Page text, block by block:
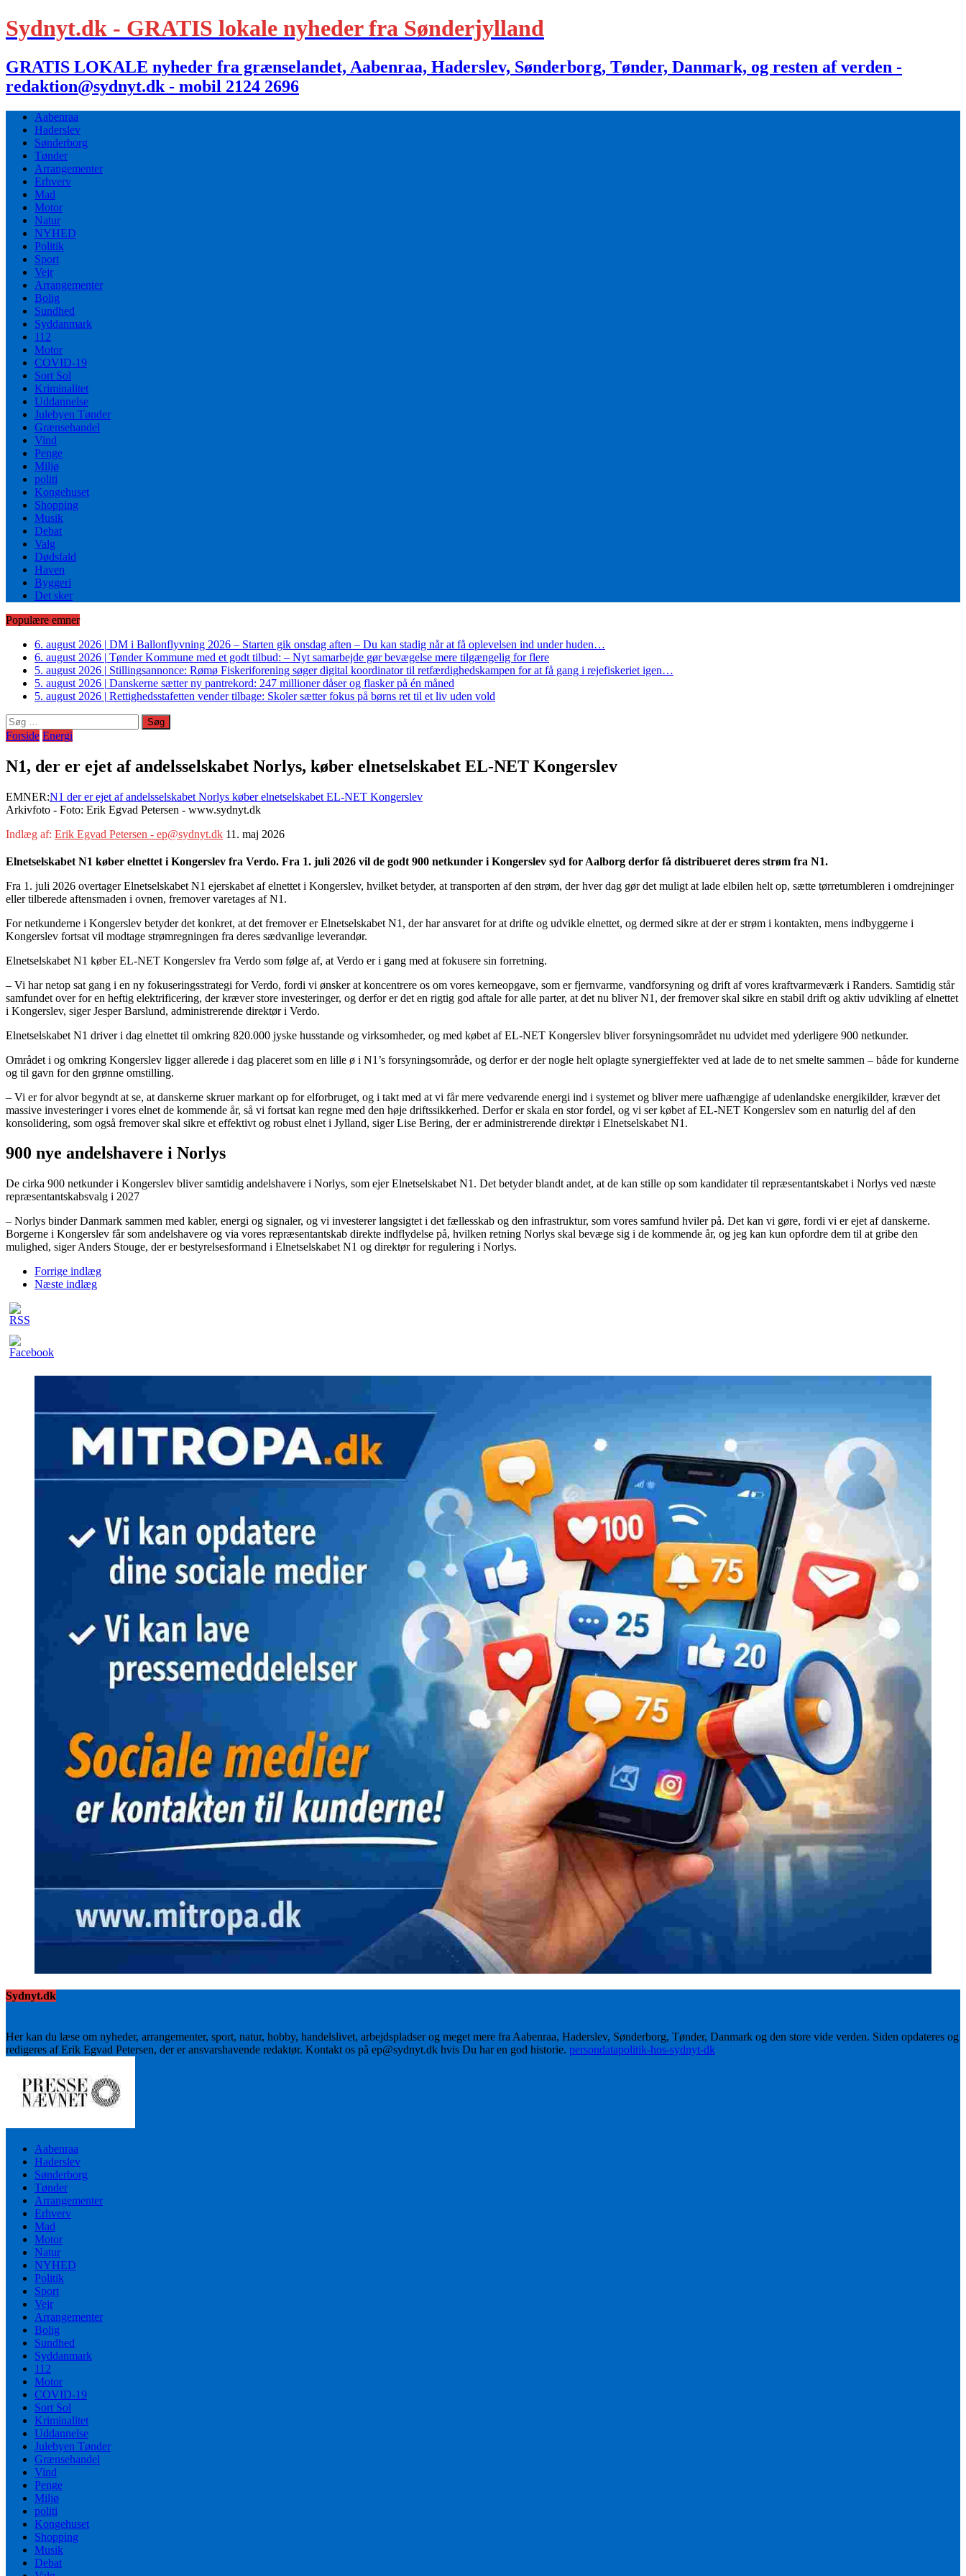
Sydnyt.dk - GRATIS lokale nyheder fra Sønderjylland
GRATIS LOKALE nyheder fra grænselandet, Aabenraa, Haderslev, Sønderborg, Tønder, Danmark, og resten af verden -
redaktion@sydnyt.dk - mobil 2124 2696
Aabenraa
Haderslev
Sønderborg
Tønder
Arrangementer
Erhverv
Mad
Motor
Natur
NYHED
Politik
Sport
Vejr
Arrangementer
Bolig
Sundhed
Syddanmark
112
Motor
COVID-19
Sort Sol
Kriminalitet
Uddannelse
Julebyen Tønder
Grænsehandel
Vind
Penge
Miljø
politi
Kongehuset
Shopping
Musik
Debat
Valg
Dødsfald
Haven
Byggeri
Det sker
Populære emner
6. august 2026 | DM i Ballonflyvning 2026 – Starten gik onsdag aften – Du kan stadig når at få oplevelsen ind under huden…
6. august 2026 | Tønder Kommune med et godt tilbud: – Nyt samarbejde gør bevægelse mere tilgængelig for flere
5. august 2026 | Stillingsannonce: Rømø Fiskeriforening søger digital koordinator til retfærdighedskampen for at få gang i rejefiskeriet igen…
5. august 2026 | Danskerne sætter ny pantrekord: 247 millioner dåser og flasker på én måned
5. august 2026 | Rettighedsstafetten vender tilbage: Skoler sætter fokus på børns ret til et liv uden vold
Søg
efter:
Forside Energi
N1, der er ejet af andelsselskabet Norlys, køber elnetselskabet EL-NET Kongerslev
EMNER:N1 der er ejet af andelsselskabet Norlys køber elnetselskabet EL-NET Kongerslev
Arkivfoto - Foto: Erik Egvad Petersen - www.sydnyt.dk
Indlæg af: Erik Egvad Petersen - ep@sydnyt.dk 11. maj 2026
Elnetselskabet N1 køber elnettet i Kongerslev fra Verdo. Fra 1. juli 2026 vil de godt 900 netkunder i Kongerslev syd for Aalborg derfor få distribueret deres strøm fra N1.
Fra 1. juli 2026 overtager Elnetselskabet N1 ejerskabet af elnettet i Kongerslev, hvilket betyder, at transporten af den strøm, der hver dag gør det muligt at lade elbilen helt op, sætte tørretumbleren i omdrejninger
eller tilberede aftensmaden i ovnen, fremover varetages af N1.
For netkunderne i Kongerslev betyder det konkret, at det fremover er Elnetselskabet N1, der har ansvaret for at drifte og udvikle elnettet, og dermed sikre at der er strøm i kontakten, mens indbyggerne i
Kongerslev fortsat vil modtage strømregningen fra deres sædvanlige leverandør.
Elnetselskabet N1 køber EL-NET Kongerslev fra Verdo som følge af, at Verdo er i gang med at fokusere sin forretning.
– Vi har netop sat gang i en ny fokuseringsstrategi for Verdo, fordi vi ønsker at koncentrere os om vores kerneopgave, som er fjernvarme, vandforsyning og drift af vores kraftvarmeværk i Randers. Samtidig står
samfundet over for en heftig elektrificering, der kræver store investeringer, og derfor er det en rigtig god aftale for alle parter, at det nu bliver N1, der fremover skal sikre en stabil drift og aktiv udvikling af elnettet
i Kongerslev, siger Jesper Barslund, administrerende direktør i Verdo.
Elnetselskabet N1 driver i dag elnettet til omkring 820.000 jyske husstande og virksomheder, og med købet af EL-NET Kongerslev bliver forsyningsområdet nu udvidet med yderligere 900 netkunder.
Området i og omkring Kongerslev ligger allerede i dag placeret som en lille ø i N1’s forsyningsområde, og derfor er der nogle helt oplagte synergieffekter ved at lade de to net smelte sammen – både for kunderne
og til gavn for den grønne omstilling.
– Vi er for alvor begyndt at se, at danskerne skruer markant op for elforbruget, og i takt med at vi får mere vedvarende energi ind i systemet og bliver mere uafhængige af udenlandske energikilder, kræver det
massive investeringer i vores elnet de kommende år, så vi fortsat kan regne med den høje driftssikkerhed. Derfor er skala en stor fordel, og vi ser købet af EL-NET Kongerslev som en naturlig del af den
konsolidering, som også fremover skal sikre et effektivt og robust elnet i Jylland, siger Lise Bering, der er administrerende direktør i Elnetselskabet N1.
900 nye andelshavere i Norlys
De cirka 900 netkunder i Kongerslev bliver samtidig andelshavere i Norlys, som ejer Elnetselskabet N1. Det betyder blandt andet, at de kan stille op som kandidater til repræsentantskabet i Norlys ved næste
repræsentantskabsvalg i 2027
– Norlys binder Danmark sammen med kabler, energi og signaler, og vi investerer langsigtet i det fællesskab og den infrastruktur, som vores samfund hviler på. Det kan vi gøre, fordi vi er ejet af danskerne.
Borgerne i Kongerslev får som andelshavere og via vores repræsentantskab direkte indflydelse på, hvilken retning Norlys skal bevæge sig i de kommende år, og jeg kan kun opfordre dem til at gribe den
mulighed, siger Anders Stouge, der er bestyrelsesformand i Elnetselskabet N1 og direktør for regulering i Norlys.
Forrige indlæg
Næste indlæg
Sydnyt.dk
Her kan du læse om nyheder, arrangementer, sport, natur, hobby, handelslivet, arbejdspladser og meget mere fra Aabenraa, Haderslev, Sønderborg, Tønder, Danmark og den store vide verden. Siden opdateres og
redigeres af Erik Egvad Petersen, der er ansvarshavende redaktør. Kontakt os på ep@sydnyt.dk hvis Du har en god historie. persondatapolitik-hos-sydnyt-dk
Aabenraa
Haderslev
Sønderborg
Tønder
Arrangementer
Erhverv
Mad
Motor
Natur
NYHED
Politik
Sport
Vejr
Arrangementer
Bolig
Sundhed
Syddanmark
112
Motor
COVID-19
Sort Sol
Kriminalitet
Uddannelse
Julebyen Tønder
Grænsehandel
Vind
Penge
Miljø
politi
Kongehuset
Shopping
Musik
Debat